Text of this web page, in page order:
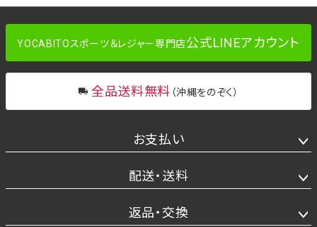
YOCABITOスポーツ＆レジャー専門店公式LINEアカウント
全品送料無料 （沖縄をのぞく）
お支払い
配送・送料
返品・交換